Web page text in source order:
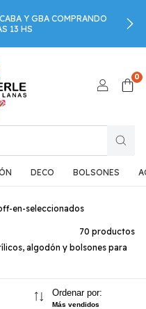
Y GBA COMPRANDO
13 HS
0
DECO BOLSONES
en-seleccionados
70 productos
algodón y bolsones para
Ordenar por:
Más vendidos